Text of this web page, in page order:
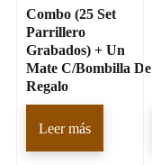
Combo (25 Set
Parrillero
Grabados) + Un
Mate C/Bombilla De
Regalo
Leer más